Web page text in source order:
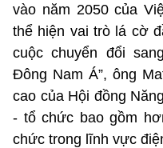
vào năm 2050 của
thể hiện vai trò lá cờ
cuộc chuyển đổi
Đông Nam Á”, ông
cao của Hội đồng
- tổ chức bao gồm
chức trong lĩnh vực